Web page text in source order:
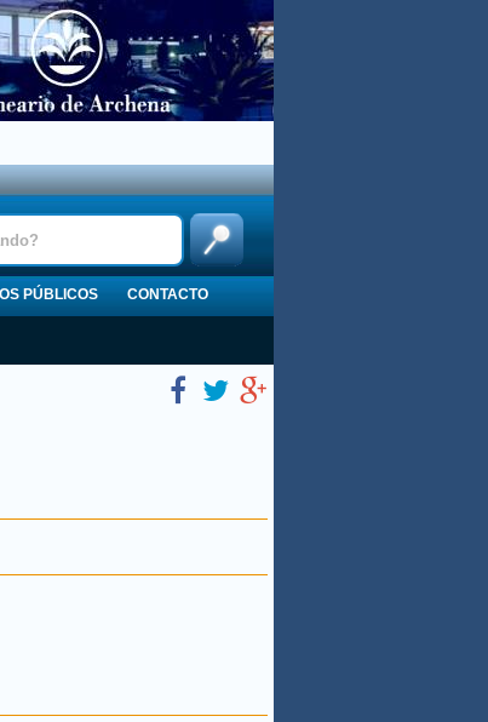
PÚBLICOS CONTACTO